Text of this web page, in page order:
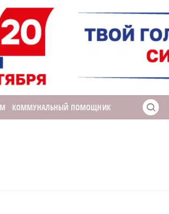
КОММУНАЛЬНЫЙ ПОМОЩНИК S